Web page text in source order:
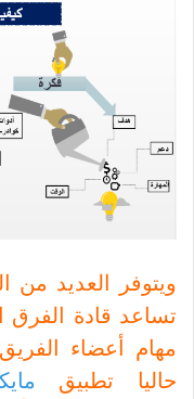
ويتوفر العديد من
تساعد قادة الفرق
مهام أعضاء
حاليا تطبيق